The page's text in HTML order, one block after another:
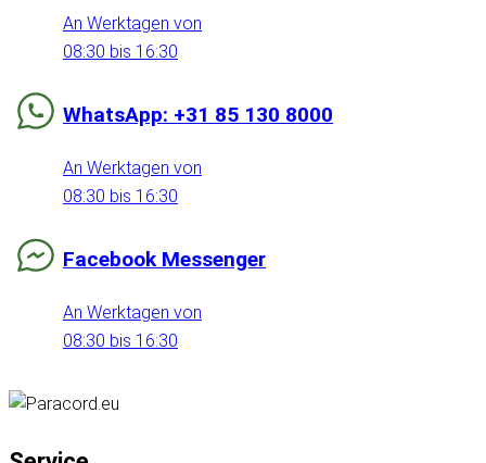
An Werktagen von
08:30 bis 16:30
WhatsApp: +31 85 130 8000
An Werktagen von
08:30 bis 16:30
Facebook Messenger
An Werktagen von
08:30 bis 16:30